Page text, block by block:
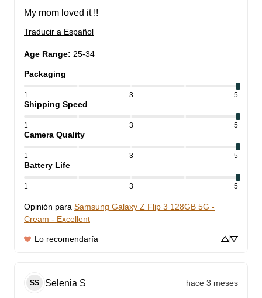
My mom loved it !!
Traducir a Español
Age Range: 25-34
Packaging
1 3 5
Shipping Speed
1 3 5
Camera Quality
1 3 5
Battery Life
1 3 5
Opinión para Samsung Galaxy Z Flip 3 128GB 5G -
Cream - Excellent
Lo recomendaría
SS Selenia S hace 3 meses